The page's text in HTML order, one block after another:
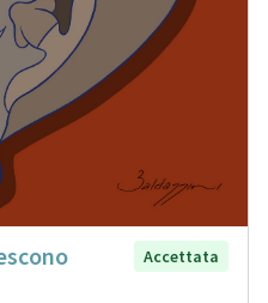
Accettata